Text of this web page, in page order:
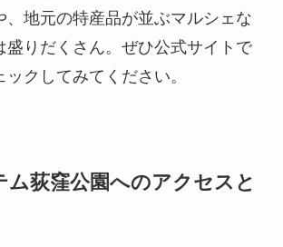
、地元の特産品が並ぶマルシェな
盛りだくさん。ぜひ公式サイトで
クしてみてください。
ム荻窪公園へのアクセスと